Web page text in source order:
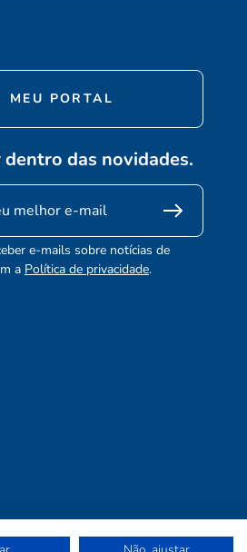
MEU PORTAL
dentro das novidades.
e-mails sobre notícias de
a Política de privacidade.